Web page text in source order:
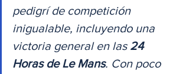
pedigrí de competición
inigualable, incluyendo una
victoria general en las 24
Horas de Le Mans. Con poco